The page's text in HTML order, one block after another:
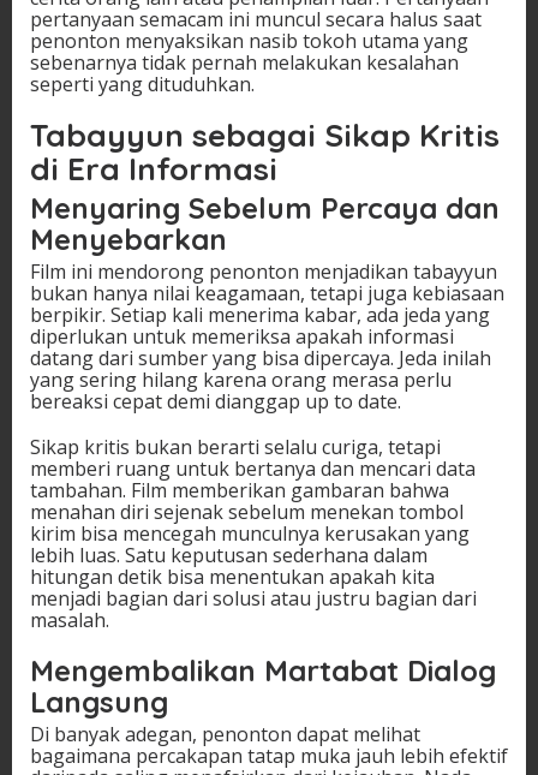
pertanyaan semacam ini muncul secara halus saat
penonton menyaksikan nasib tokoh utama yang
sebenarnya tidak pernah melakukan kesalahan
seperti yang dituduhkan.
Tabayyun sebagai Sikap Kritis
di Era Informasi
Menyaring Sebelum Percaya dan
Menyebarkan
Film ini mendorong penonton menjadikan tabayyun
bukan hanya nilai keagamaan, tetapi juga kebiasaan
berpikir. Setiap kali menerima kabar, ada jeda yang
diperlukan untuk memeriksa apakah informasi
datang dari sumber yang bisa dipercaya. Jeda inilah
yang sering hilang karena orang merasa perlu
bereaksi cepat demi dianggap up to date.
Sikap kritis bukan berarti selalu curiga, tetapi
memberi ruang untuk bertanya dan mencari data
tambahan. Film memberikan gambaran bahwa
menahan diri sejenak sebelum menekan tombol
kirim bisa mencegah munculnya kerusakan yang
lebih luas. Satu keputusan sederhana dalam
hitungan detik bisa menentukan apakah kita
menjadi bagian dari solusi atau justru bagian dari
masalah.
Mengembalikan Martabat Dialog
Langsung
Di banyak adegan, penonton dapat melihat
bagaimana percakapan tatap muka jauh lebih efektif